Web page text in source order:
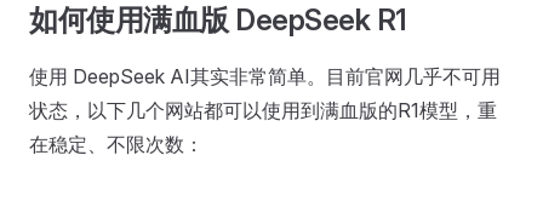
如何使用满血版 DeepSeek R1
使用 DeepSeek AI其实非常简单。目前官网几乎不可用
状态，以下几个网站都可以使用到满血版的R1模型，重
在稳定、不限次数：